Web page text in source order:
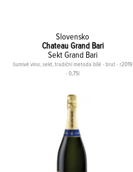
Slovensko
Chateau Grand Bari
Sekt Grand Bari
šumivé víno, sekt, tradiční metoda bílé - brut - r2019
- 0,75l